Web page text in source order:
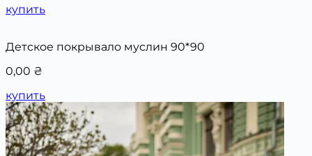
купить
Детское покрывало муслин 90*90
0,00 ₴
купить